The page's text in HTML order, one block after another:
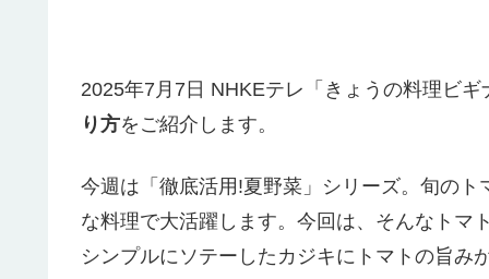
2025年7月7日 NHKEテレ「きょうの料理ビ
り方をご紹介します。
今週は「徹底活用!夏野菜」シリーズ。旬の
な料理で大活躍します。今回は、そんなトマ
シンプルにソテーしたカジキにトマトの旨み